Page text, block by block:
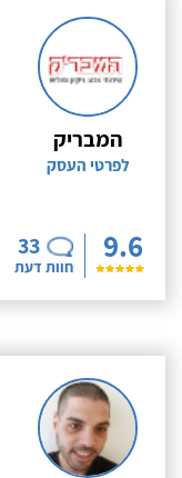
המבריק
לפרטי העסק
9.6
33
חוות דעת